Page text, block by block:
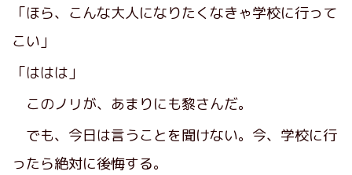
「ほら、こんな大人になりたくなきゃ学校に行って
こい」
「ははは」
このノリが、あまりにも黎さんだ。
でも、今日は言うことを聞けない。今、学校に行
ったら絶対に後悔する。